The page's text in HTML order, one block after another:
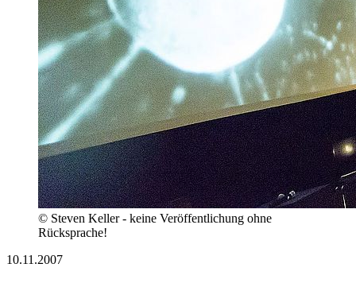
© Steven Keller - keine Veröffentlichung ohne
Rücksprache!
10.11.2007